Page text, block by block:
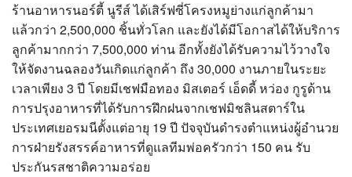
ร้านอาหารนอร์ตี้ นูรีส์ ได้เสิร์ฟซี่โครงหมูย่างแก่ลูกค้ามา
แล้วกว่า 2,500,000 ชิ้นทั่วโลก และยังได้มีโอกาสได้ให้บริการ
ลูกค้ามากกว่า 7,500,000 ท่าน อีกทั้งยังได้รับความไว้วางใจ
ให้จัดงานฉลองวันเกิดแก่ลูกค้า ถึง 30,000 งานภายในระยะ
เวลาเพียง 3 ปี โดยมีเชฟมือทอง มิสเตอร์ เอ็ดดี้ หว่อง กูรูด้าน
การปรุงอาหารที่ได้รับการฝึกฝนจากเชฟมิชลินสตาร์ใน
ประเทศเยอรมนีตั้งแต่อายุ 19 ปี ปัจจุบันดำรงตำแหน่งผู้อำนวย
การฝ่ายรังสรรค์อาหารที่ดูแลทีมพ่อครัวกว่า 150 คน รับ
ประกันรสชาติความอร่อย